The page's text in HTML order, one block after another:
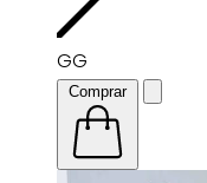
GG
Comprar